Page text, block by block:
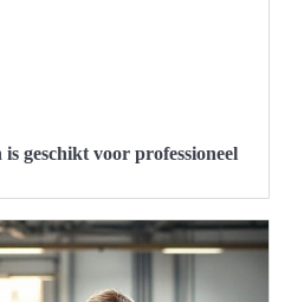
is geschikt voor professioneel